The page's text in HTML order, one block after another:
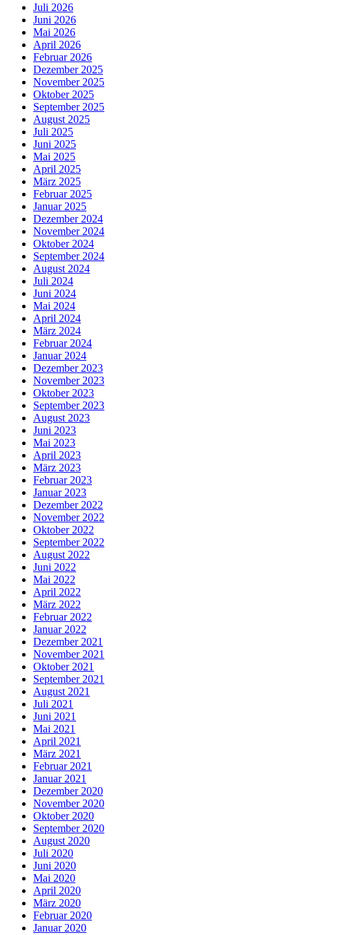
Juli 2026
Juni 2026
Mai 2026
April 2026
Februar 2026
Dezember 2025
November 2025
Oktober 2025
September 2025
August 2025
Juli 2025
Juni 2025
Mai 2025
April 2025
März 2025
Februar 2025
Januar 2025
Dezember 2024
November 2024
Oktober 2024
September 2024
August 2024
Juli 2024
Juni 2024
Mai 2024
April 2024
März 2024
Februar 2024
Januar 2024
Dezember 2023
November 2023
Oktober 2023
September 2023
August 2023
Juni 2023
Mai 2023
April 2023
März 2023
Februar 2023
Januar 2023
Dezember 2022
November 2022
Oktober 2022
September 2022
August 2022
Juni 2022
Mai 2022
April 2022
März 2022
Februar 2022
Januar 2022
Dezember 2021
November 2021
Oktober 2021
September 2021
August 2021
Juli 2021
Juni 2021
Mai 2021
April 2021
März 2021
Februar 2021
Januar 2021
Dezember 2020
November 2020
Oktober 2020
September 2020
August 2020
Juli 2020
Juni 2020
Mai 2020
April 2020
März 2020
Februar 2020
Januar 2020